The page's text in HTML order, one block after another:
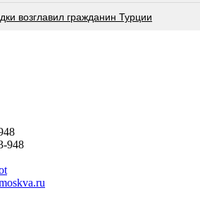
возглавил гражданин Турции
948